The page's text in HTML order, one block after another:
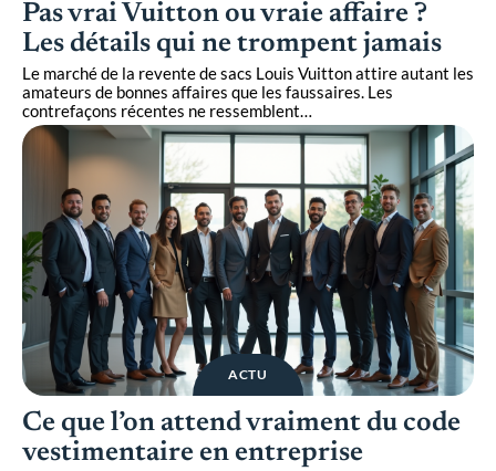
Pas vrai Vuitton ou vraie affaire ?
Les détails qui ne trompent jamais
Le marché de la revente de sacs Louis Vuitton attire autant les
amateurs de bonnes affaires que les faussaires. Les
contrefaçons récentes ne ressemblent…
ACTU
Ce que l’on attend vraiment du code
vestimentaire en entreprise